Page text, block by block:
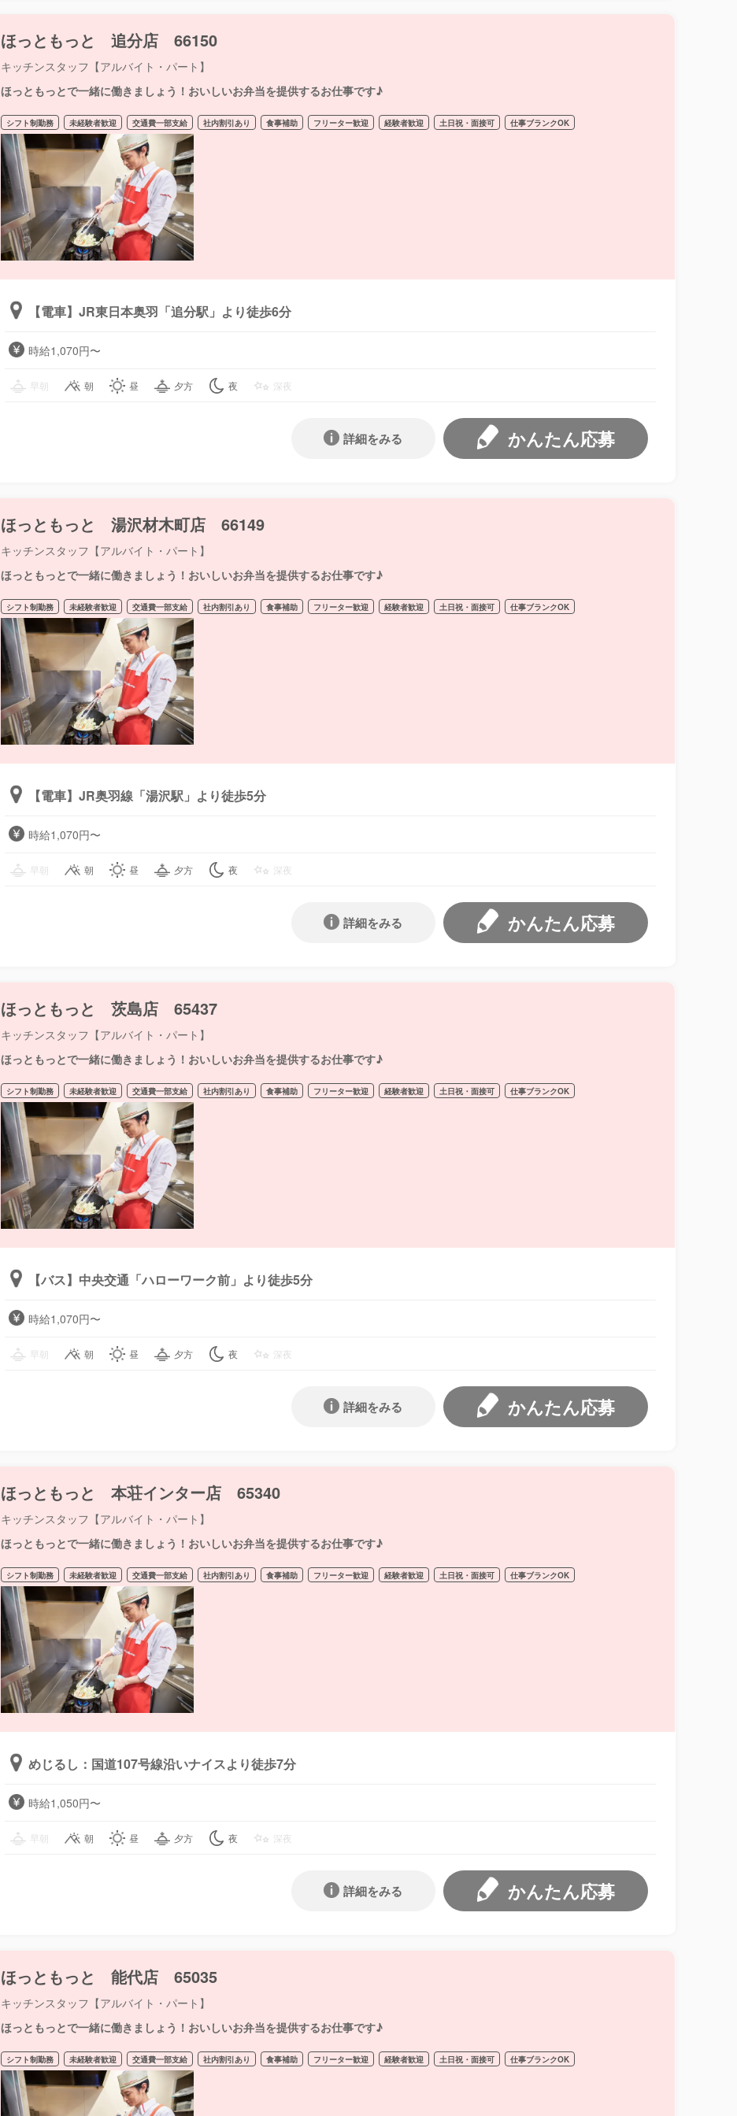
ほっともっと 追分店 66150
キッチンスタッフ【アルバイト・パート】
ほっともっとで一緒に働きましょう！おいしいお弁当を提供するお仕事です♪
シフト制勤務 未経験者歓迎 交通費一部支給 社内割引あり 食事補助 フリーター歓迎 経験者歓迎 土日祝・面接可 仕事ブランクOK
【電車】JR東日本奥羽「追分駅」より徒歩6分
時給1,070円〜
早朝 朝 昼 夕方 夜 深夜
かんたん応募
詳細をみる
ほっともっと 湯沢材木町店 66149
キッチンスタッフ【アルバイト・パート】
ほっともっとで一緒に働きましょう！おいしいお弁当を提供するお仕事です♪
シフト制勤務 未経験者歓迎 交通費一部支給 社内割引あり 食事補助 フリーター歓迎 経験者歓迎 土日祝・面接可 仕事ブランクOK
【電車】JR奥羽線「湯沢駅」より徒歩5分
時給1,070円〜
早朝 朝 昼 夕方 夜 深夜
かんたん応募
詳細をみる
ほっともっと 茨島店 65437
キッチンスタッフ【アルバイト・パート】
ほっともっとで一緒に働きましょう！おいしいお弁当を提供するお仕事です♪
シフト制勤務 未経験者歓迎 交通費一部支給 社内割引あり 食事補助 フリーター歓迎 経験者歓迎 土日祝・面接可 仕事ブランクOK
【バス】中央交通「ハローワーク前」より徒歩5分
時給1,070円〜
早朝 朝 昼 夕方 夜 深夜
かんたん応募
詳細をみる
ほっともっと 本荘インター店 65340
キッチンスタッフ【アルバイト・パート】
ほっともっとで一緒に働きましょう！おいしいお弁当を提供するお仕事です♪
シフト制勤務 未経験者歓迎 交通費一部支給 社内割引あり 食事補助 フリーター歓迎 経験者歓迎 土日祝・面接可 仕事ブランクOK
めじるし：国道107号線沿いナイスより徒歩7分
時給1,050円〜
早朝 朝 昼 夕方 夜 深夜
かんたん応募
詳細をみる
ほっともっと 能代店 65035
キッチンスタッフ【アルバイト・パート】
ほっともっとで一緒に働きましょう！おいしいお弁当を提供するお仕事です♪
シフト制勤務 未経験者歓迎 交通費一部支給 社内割引あり 食事補助 フリーター歓迎 経験者歓迎 土日祝・面接可 仕事ブランクOK